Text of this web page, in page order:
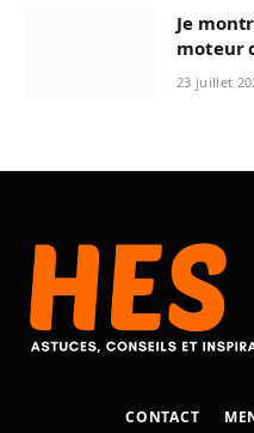
Je
moteur
23 juillet
CONTACT